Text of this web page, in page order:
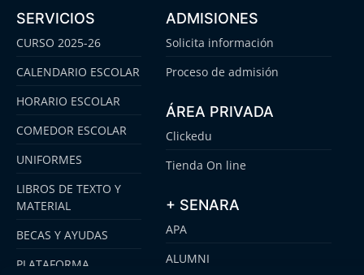
SERVICIOS
CURSO 2025-26
CALENDARIO ESCOLAR
HORARIO ESCOLAR
COMEDOR ESCOLAR
UNIFORMES
LIBROS DE TEXTO Y
MATERIAL
BECAS Y AYUDAS
PLATAFORMA
ADMISIONES
Solicita información
Proceso de admisión
ÁREA PRIVADA
Clickedu
Tienda On line
+ SENARA
APA
ALUMNI